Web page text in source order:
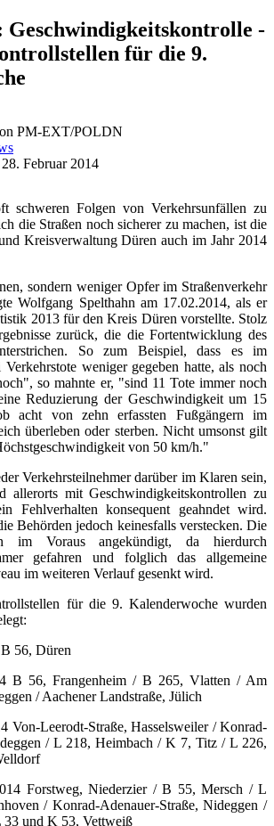
-
für die 9.
PM-EXT/POLDN
Februar 2014
schweren Folgen von Verkehrsunfällen zu
die Straßen noch sicherer zu machen, ist die
Kreisverwaltung Düren auch im Jahr 2014
sondern weniger Opfer im Straßenverkehr
Wolfgang Spelthahn am 17.02.2014, als er
2013 für den Kreis Düren vorstellte. Stolz
zurück, die die Fortentwicklung des
So zum Beispiel, dass es im
weniger gegeben hatte, als noch
so mahnte er, "sind 11 Tote immer noch
Reduzierung der Geschwindigkeit um 15
acht von zehn erfassten Fußgängern im
überleben oder sterben. Nicht umsonst gilt
von 50 km/h."
Verkehrsteilnehmer darüber im Klaren sein,
allerorts mit Geschwindigkeitskontrollen zu
Fehlverhalten konsequent geahndet wird.
Behörden jedoch keinesfalls verstecken. Die
im Voraus angekündigt, da hierdurch
gefahren und folglich das allgemeine
im weiteren Verlauf gesenkt wird.
für die 9. Kalenderwoche wurden
56, Düren
B 56, Frangenheim / B 265, Vlatten / Am
/ Aachener Landstraße, Jülich
Von-Leerodt-Straße, Hasselsweiler / Konrad-
/ L 218, Heimbach / K 7, Titz / L 226,
Forstweg, Niederzier / B 55, Mersch / L
/ Konrad-Adenauer-Straße, Nideggen /
und K 53, Vettweiß